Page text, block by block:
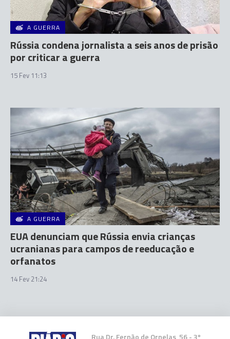
A GUERRA
Rússia condena jornalista a seis anos de prisão
por criticar a guerra
15 Fev 11:13
A GUERRA
EUA denunciam que Rússia envia crianças
ucranianas para campos de reeducação e
orfanatos
14 Fev 21:24
Rua Dr. Fernão de Ornelas, 56 - 3º